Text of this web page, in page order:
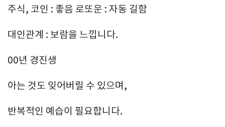
주식, 코인 : 좋음 로또운 : 자동 길함
대인관계 : 보람을 느낍니다.
00년 경진생
아는 것도 잊어버릴 수 있으며,
반복적인 예습이 필요합니다.